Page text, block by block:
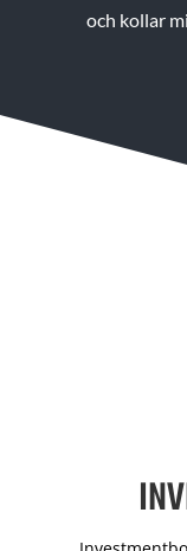
och kollar